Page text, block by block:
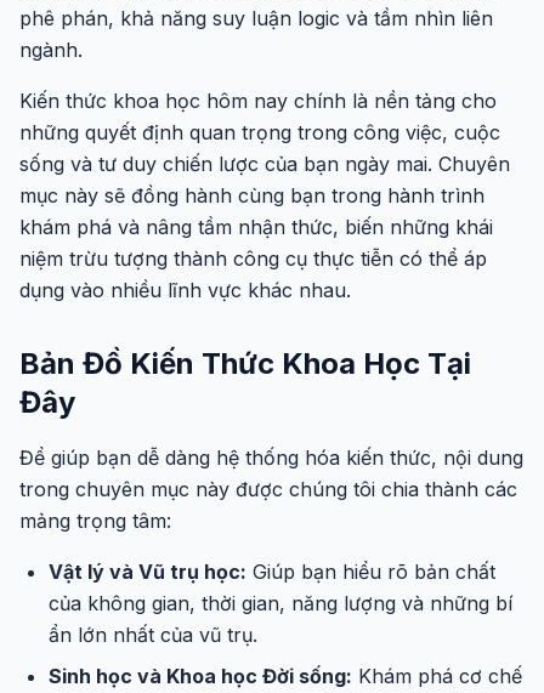
phê phán, khả năng suy luận logic và tầm nhìn liên
ngành.
Kiến thức khoa học hôm nay chính là nền tảng cho
những quyết định quan trọng trong công việc, cuộc
sống và tư duy chiến lược của bạn ngày mai. Chuyên
mục này sẽ đồng hành cùng bạn trong hành trình
khám phá và nâng tầm nhận thức, biến những khái
niệm trừu tượng thành công cụ thực tiễn có thể áp
dụng vào nhiều lĩnh vực khác nhau.
Bản Đồ Kiến Thức Khoa Học Tại
Đây
Để giúp bạn dễ dàng hệ thống hóa kiến thức, nội dung
trong chuyên mục này được chúng tôi chia thành các
mảng trọng tâm:
Vật lý và Vũ trụ học: Giúp bạn hiểu rõ bản chất
của không gian, thời gian, năng lượng và những bí
ẩn lớn nhất của vũ trụ.
Sinh học và Khoa học Đời sống: Khám phá cơ chế